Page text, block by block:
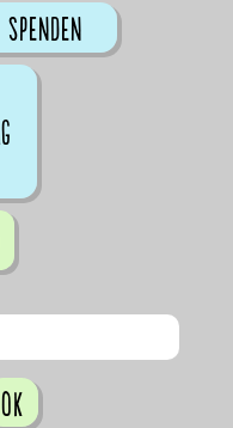
Spenden
OK